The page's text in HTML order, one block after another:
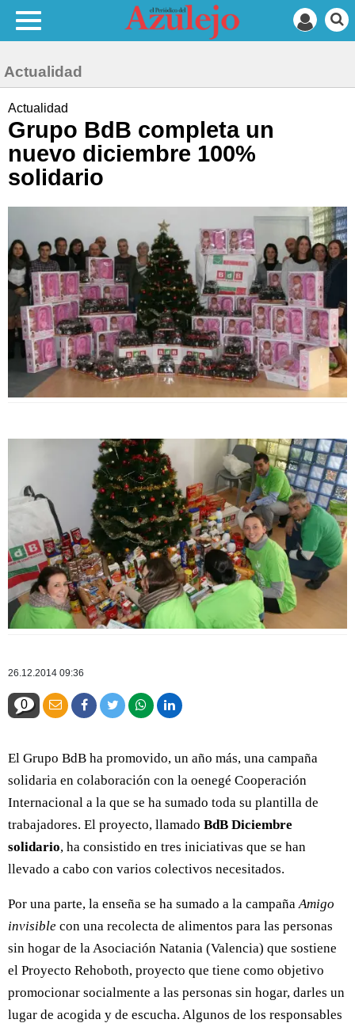
Actualidad
Actualidad
Grupo BdB completa un
nuevo diciembre 100%
solidario
26.12.2014 09:36
0
El Grupo BdB ha promovido, un año más, una campaña
solidaria en colaboración con la oenegé Cooperación
Internacional a la que se ha sumado toda su plantilla de
trabajadores. El proyecto, llamado BdB Diciembre
solidario, ha consistido en tres iniciativas que se han
llevado a cabo con varios colectivos necesitados.
Por una parte, la enseña se ha sumado a la campaña Amigo
invisible con una recolecta de alimentos para las personas
sin hogar de la Asociación Natania (Valencia) que sostiene
el Proyecto Rehoboth, proyecto que tiene como objetivo
promocionar socialmente a las personas sin hogar, darles un
lugar de acogida y de escucha. Algunos de los responsables